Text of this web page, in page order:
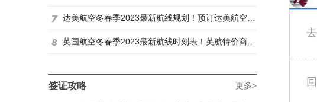
达美航空冬春季2023最新航线规划！预订达美航空商务舱找炫飞
英国航空冬春季2023最新航线时刻表！英航特价商务舱预订找炫飞
签证攻略 更多>
去
回